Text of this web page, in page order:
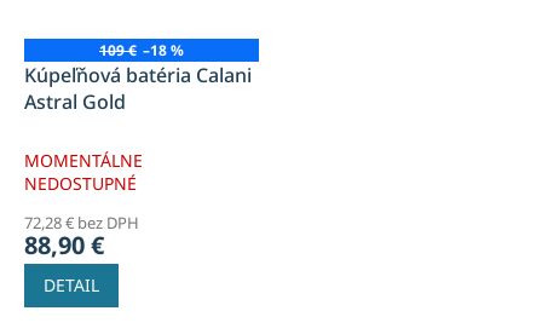
109 € –18 %
Kúpeľňová batéria Calani
Astral Gold
MOMENTÁLNE
NEDOSTUPNÉ
72,28 € bez DPH
88,90 €
DETAIL